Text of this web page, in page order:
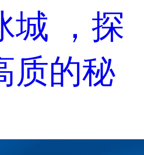
城 ，探
质的秘